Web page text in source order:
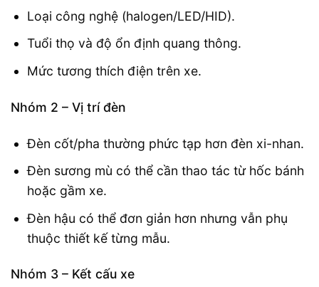
Loại công nghệ (halogen/LED/HID).
Tuổi thọ và độ ổn định quang thông.
Mức tương thích điện trên xe.
Nhóm 2 – Vị trí đèn
Đèn cốt/pha thường phức tạp hơn đèn xi-nhan.
Đèn sương mù có thể cần thao tác từ hốc bánh
hoặc gầm xe.
Đèn hậu có thể đơn giản hơn nhưng vẫn phụ
thuộc thiết kế từng mẫu.
Nhóm 3 – Kết cấu xe